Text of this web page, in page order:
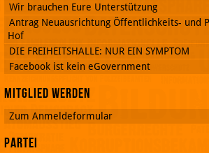
Wir brauchen Eure Unterstützung
Antrag Neuausrichtung Öffentlichkeits- und
Hof
DIE FREIHEITSHALLE: NUR EIN SYMPTOM
Facebook ist kein eGovernment
Mitglied werden
Zum Anmeldeformular
Partei